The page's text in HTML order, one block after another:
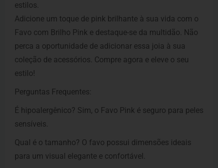
estilos.
Adicione um toque de pink brilhante à sua vida com o
Favo com Brilho Pink e destaque-se da multidão. Não
perca a oportunidade de adicionar essa joia à sua
coleção de acessórios. Compre agora e eleve o seu
estilo!
Perguntas Frequentes:
É hipoalergênico? Sim, o Favo Pink é seguro para peles
sensíveis.
Qual é o tamanho? O favo possui dimensões ideais
para um visual elegante e confortável.